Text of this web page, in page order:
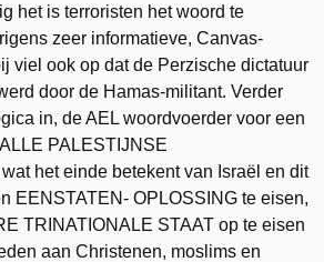
het is terroristen het woord te
zeer informatieve, Canvas-
viel ook op dat de Perzische dictatuur
door de Hamas-militant. Verder
in, de AEL woordvoerder voor een
PALESTIJNSE
het einde betekent van Israël en dit
EENSTATEN- OPLOSSING te eisen,
TRINATIONALE STAAT op te eisen
aan Christenen, moslims en